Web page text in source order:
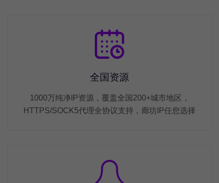
全国资源
1000万纯净IP资源，覆盖全国200+城市地区，
HTTPS/SOCK5代理全协议支持，廊坊IP任您选择